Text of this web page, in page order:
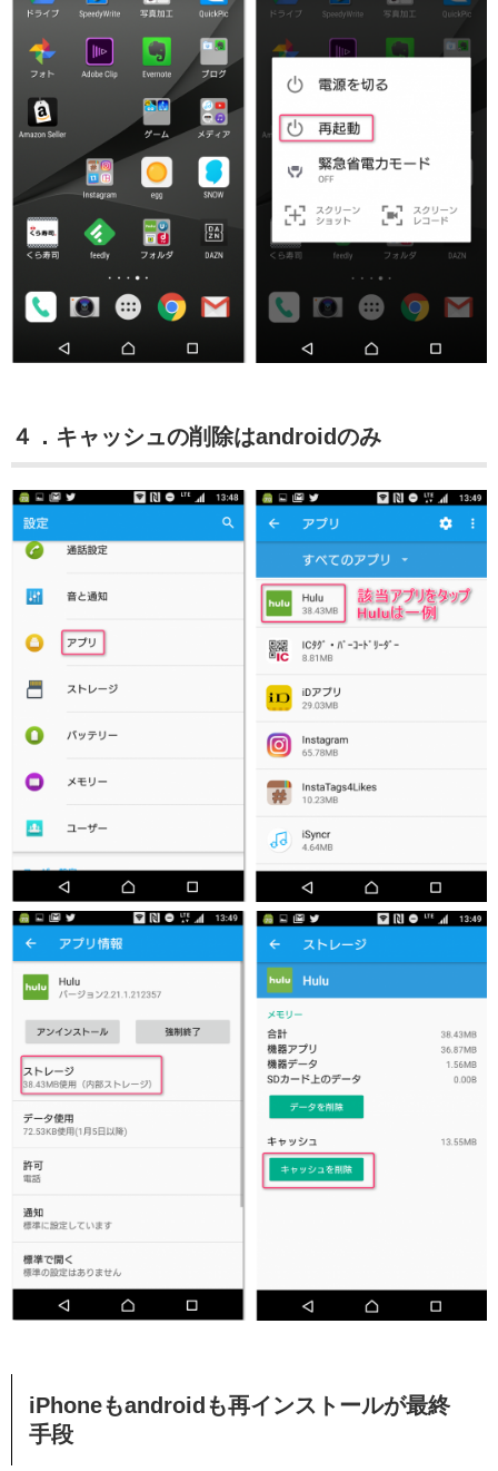
４．キャッシュの削除はandroidのみ
iPhoneもandroidも再インストールが最終
手段